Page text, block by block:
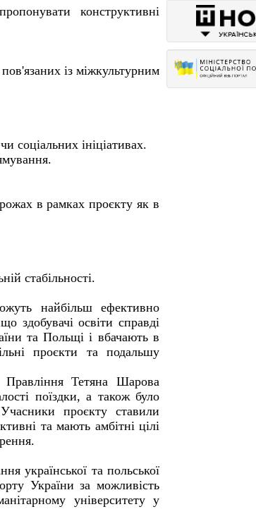
конструктивні
із міжкультурним
соціальних ініціативах.
в рамках проєкту як в
стабільності.
найбільш ефективно
здобувачі освіти справді
та Польщі і вбачають в
проєкти та подальшу
Правління Тетяна Шарова
поїздки, а також було
проєкту ставили
та мають амбітні цілі
української та польської
України за можливість
університету у